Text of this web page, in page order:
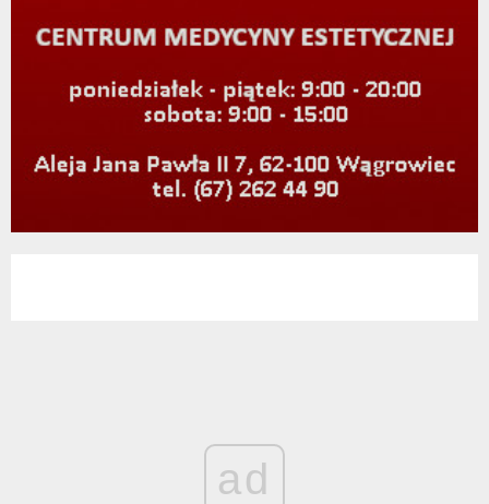
ad